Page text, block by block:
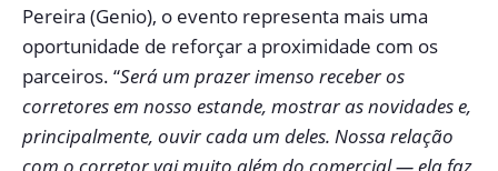
Pereira (Genio), o evento representa mais uma
oportunidade de reforçar a proximidade com os
parceiros. “Será um prazer imenso receber os
corretores em nosso estande, mostrar as novidades e,
principalmente, ouvir cada um deles. Nossa relação